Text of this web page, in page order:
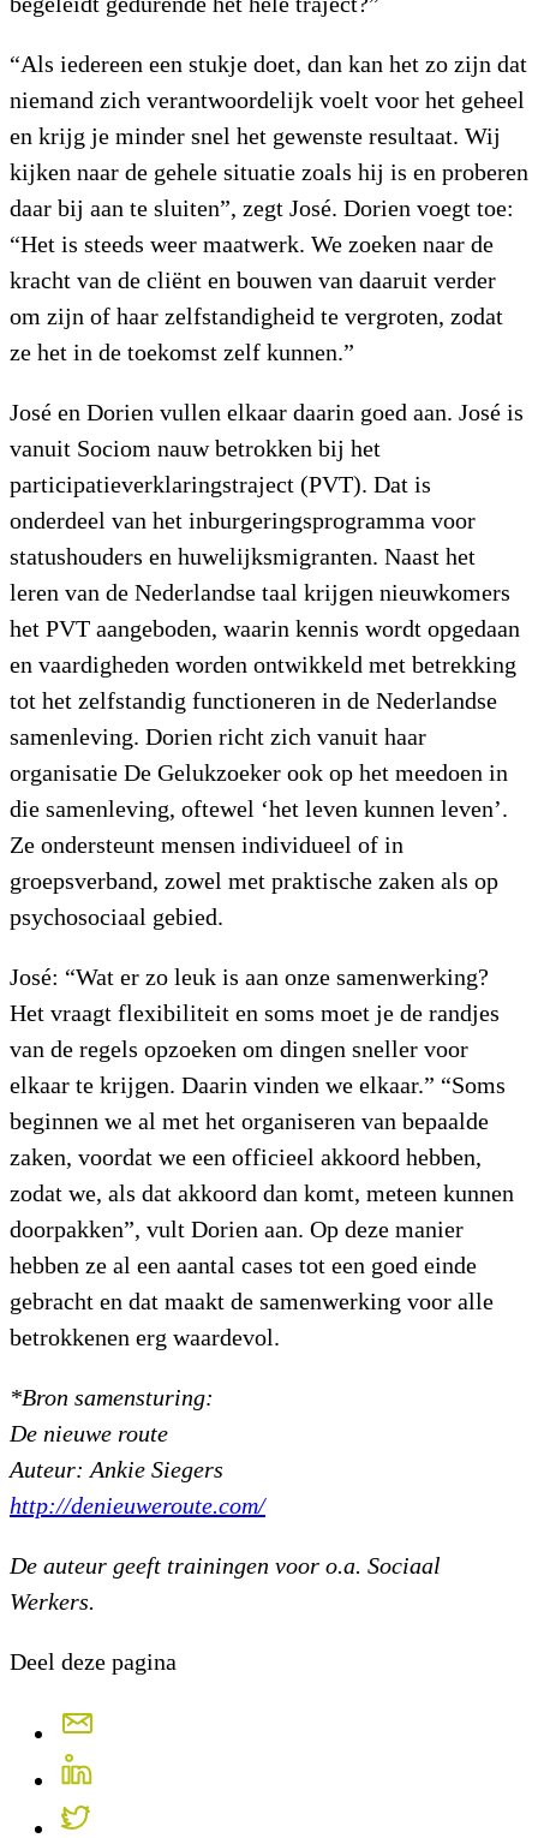
“Als iedereen een stukje doet, dan kan het zo zijn dat
niemand zich verantwoordelijk voelt voor het geheel
en krijg je minder snel het gewenste resultaat. Wij
kijken naar de gehele situatie zoals hij is en proberen
daar bij aan te sluiten”, zegt José. Dorien voegt toe:
“Het is steeds weer maatwerk. We zoeken naar de
kracht van de cliënt en bouwen van daaruit verder
om zijn of haar zelfstandigheid te vergroten, zodat
ze het in de toekomst zelf kunnen.”
José en Dorien vullen elkaar daarin goed aan. José is
vanuit Sociom nauw betrokken bij het
participatieverklaringstraject (PVT). Dat is
onderdeel van het inburgeringsprogramma voor
statushouders en huwelijksmigranten. Naast het
leren van de Nederlandse taal krijgen nieuwkomers
het PVT aangeboden, waarin kennis wordt opgedaan
en vaardigheden worden ontwikkeld met betrekking
tot het zelfstandig functioneren in de Nederlandse
samenleving. Dorien richt zich vanuit haar
organisatie De Gelukzoeker ook op het meedoen in
die samenleving, oftewel ‘het leven kunnen leven’.
Ze ondersteunt mensen individueel of in
groepsverband, zowel met praktische zaken als op
psychosociaal gebied.
José: “Wat er zo leuk is aan onze samenwerking?
Het vraagt flexibiliteit en soms moet je de randjes
van de regels opzoeken om dingen sneller voor
elkaar te krijgen. Daarin vinden we elkaar.” “Soms
beginnen we al met het organiseren van bepaalde
zaken, voordat we een officieel akkoord hebben,
zodat we, als dat akkoord dan komt, meteen kunnen
doorpakken”, vult Dorien aan. Op deze manier
hebben ze al een aantal cases tot een goed einde
gebracht en dat maakt de samenwerking voor alle
betrokkenen erg waardevol.
*Bron samensturing:
De nieuwe route
​Auteur: Ankie Siegers
http://denieuweroute.com/
De auteur geeft trainingen voor o.a. Sociaal
Werkers.
Deel deze pagina